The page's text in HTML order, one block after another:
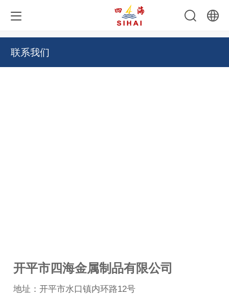
联系我们
开平市四海金属制品有限公司
地址：开平市水口镇内环路12号